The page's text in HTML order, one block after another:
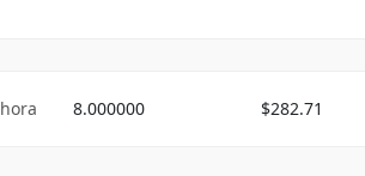
hora 8.000000 $282.71